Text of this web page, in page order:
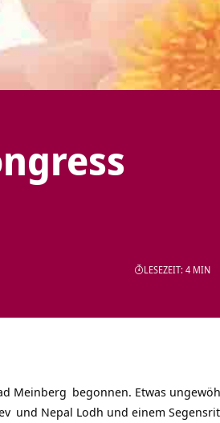
LESEZEIT: 4 MIN
Meinberg begonnen. Etwas
und Nepal Lodh und einem